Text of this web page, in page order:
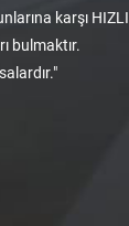
karşı HIZLI
bulmaktır.